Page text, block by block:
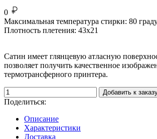
0
Максимальная температура стирки: 80
Плотность плетения: 43x21
Сатин имеет глянцевую атласную
позволяет получить качественное
термотрансферного принтера.
Добавить к
Поделиться:
Описание
Характеристики
Доставка